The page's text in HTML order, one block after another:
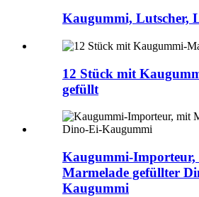
Kaugummi, Lutscher,
12 Stück mit
gefüllt
Kaugummi-Importeur,
Marmelade gefüllter
Kaugummi